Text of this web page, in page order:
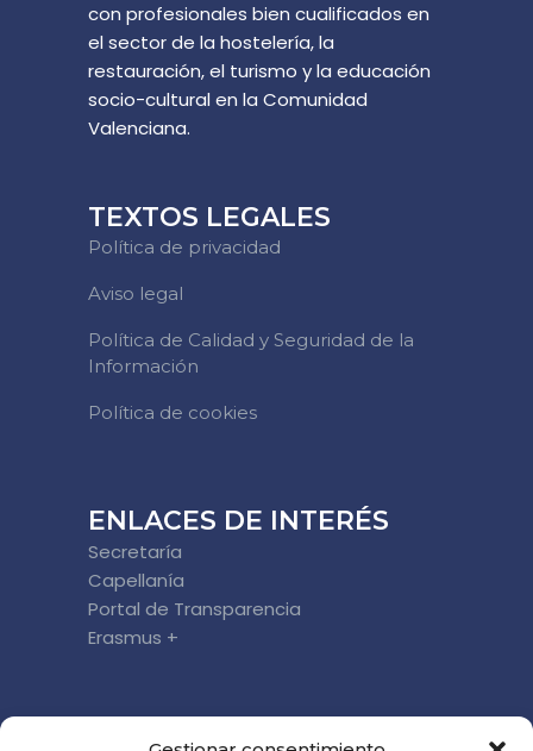
con profesionales bien cualificados en
el sector de la hostelería, la
restauración, el turismo y la educación
socio-cultural en la Comunidad
Valenciana.
TEXTOS LEGALES
Política de privacidad
Aviso legal
Política de Calidad y Seguridad de la
Información
Política de cookies
ENLACES DE INTERÉS
Secretaría
Capellanía
Portal de Transparencia
Erasmus +
DÓNDE ESTAMOS